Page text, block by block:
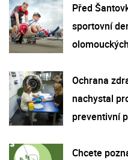
Před
sportovní
Ochrana
nachystal
preventivní
Chcete